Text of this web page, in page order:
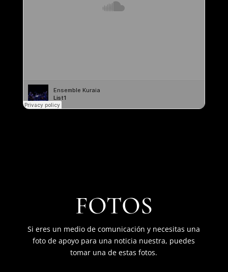
FOTOS
Si eres un medio de comunicación y necesitas una
foto de apoyo para una noticia nuestra, puedes
tomar una de estas fotos.